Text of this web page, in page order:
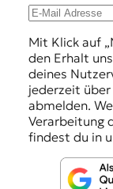
Mit Klick auf
den Erhalt
deines
jederzeit
abmelden.
Verarbeitung
findest du in